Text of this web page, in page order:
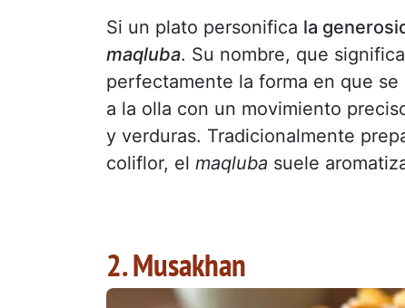
Si un plato personifica la
maqluba. Su nombre, que
perfectamente la forma en que se
a la olla con un movimiento
y verduras. Tradicionalmente
coliflor, el maqluba suele
2. Musakhan